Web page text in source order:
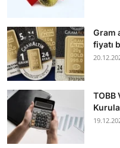
Gram
fiyatı
TOBB